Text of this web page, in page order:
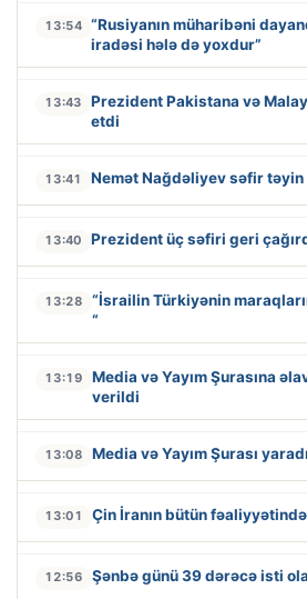
13:54 “Rusiyanın müharibəni
iradəsi hələ də yoxdur”
13:43
Prezident Pakistana və
etdi
13:41 Nemət Nağdəliyev səfir təyin
13:40 Prezident üç səfiri geri
13:28
“İsrailin Türkiyənin
“
13:19
Media və Yayım Şurasına
verildi
13:08 Media və Yayım Şurası
13:01 Çin İranın bütün
12:56 Şənbə günü 39 dərəcə isti